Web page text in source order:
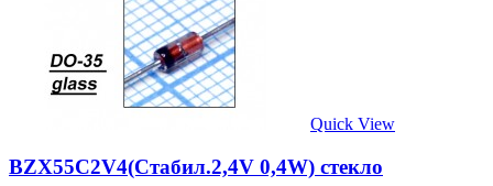
Quick View
BZX55C2V4(Стабил.2,4V 0,4W) стекло